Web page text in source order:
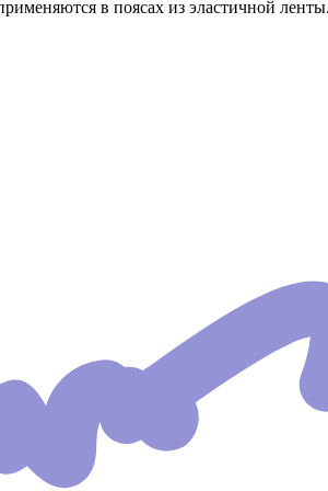
в поясах из эластичной ленты.